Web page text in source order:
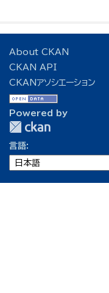
About CKAN
CKAN API
CKANアソシエーション
Powered by
言語